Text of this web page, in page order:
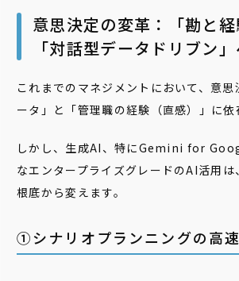
意思決定の変革：「勘と
「対話型データドリブン
これまでのマネジメントにおいて、意
ータ」と「管理職の経験（直感）」に依
しかし、生成AI、特にGemini for
なエンタープライズグレードのAI活用は
根底から変えます。
①シナリオプランニングの高